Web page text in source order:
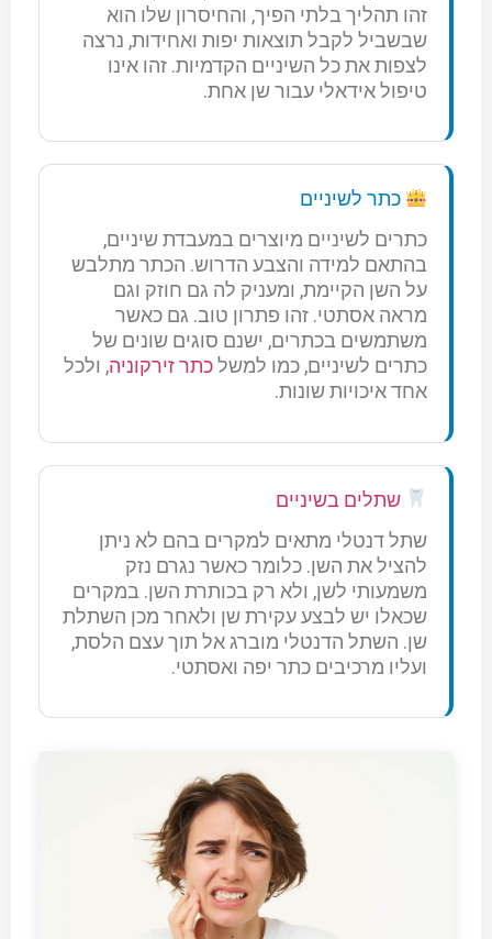
זהו תהליך בלתי הפיך, והחיסרון שלו הוא
שבשביל לקבל תוצאות יפות ואחידות, נרצה
לצפות את כל השיניים הקדמיות. זהו אינו
טיפול אידאלי עבור שן אחת.
כתר לשיניים
כתרים לשיניים מיוצרים במעבדת שיניים,
בהתאם למידה והצבע הדרוש. הכתר מתלבש
על השן הקיימת, ומעניק לה גם חוזק וגם
מראה אסתטי. זהו פתרון טוב. גם כאשר
משתמשים בכתרים, ישנם סוגים שונים של
כתרים לשיניים, כמו למשלכתר זירקוניה, ולכל
אחד איכויות שונות.
שתלים בשיניים
שתל דנטלי מתאים למקרים בהם לא ניתן
להציל את השן. כלומר כאשר נגרם נזק
משמעותי לשן, ולא רק בכותרת השן. במקרים
שכאלו יש לבצע עקירת שן ולאחר מכן השתלת
שן. השתל הדנטלי מוברג אל תוך עצם הלסת,
ועליו מרכיבים כתר יפה ואסתטי.